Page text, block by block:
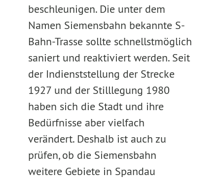
beschleunigen. Die unter dem
Namen Siemensbahn bekannte S-
Bahn-Trasse sollte schnellstmöglich
saniert und reaktiviert werden. Seit
der Indienststellung der Strecke
1927 und der Stilllegung 1980
haben sich die Stadt und ihre
Bedürfnisse aber vielfach
verändert. Deshalb ist auch zu
prüfen, ob die Siemensbahn
weitere Gebiete in Spandau